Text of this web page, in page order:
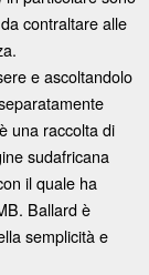
contraltare alle
e ascoltandolo
una raccolta di
sudafricana
il quale ha
Ballard è
semplicità e